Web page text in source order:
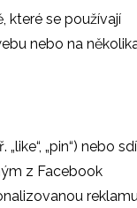
které se používají
nebo na
„pin“) nebo
z Facebook